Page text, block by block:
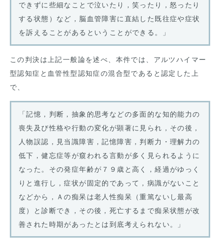
できずに些細なことで泣いたり，笑ったり，怒ったり
する状態）など，脳血管障害に直結した既往症や症状
を訴えることがあるということができる。」
この判決は上記一般論を述べ、本件では、アルツハイマー
型認知症と血管性型認知症の混合型であると認定した上
で、
「記憶，判断，抽象的思考などの多面的な知的能力の
喪失及び性格や行動の変化が顕著に見られ，その後，
人物誤認，見当識障害，記憶障害，判断力・理解力の
低下，健忘症等が窺われる言動が多く見られるように
なった。その発症年齢が７９歳と高く，経過がゆっく
りと進行し，症状が固定的であって，病識がないこと
などから，Ａの痴呆は老人性痴呆（重篤ないし最高
度）と診断でき，その後，死亡するまで痴呆状態が改
善された時期があったとは到底考えられない。」